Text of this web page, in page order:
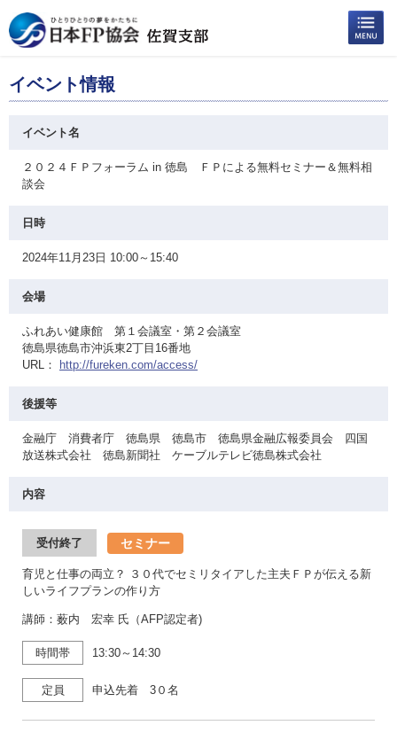
イベント情報
イベント名
２０２４ＦＰフォーラム in 徳島 ＦＰによる無料セミナー＆無料相
談会
日時
2024年11月23日 10:00～15:40
会場
ふれあい健康館 第１会議室・第２会議室
徳島県徳島市沖浜東2丁目16番地
URL：
http://fureken.com/access/
後援等
金融庁 消費者庁 徳島県 徳島市 徳島県金融広報委員会 四国
放送株式会社 徳島新聞社 ケーブルテレビ徳島株式会社
内容
受付終了 セミナー
育児と仕事の両立？ ３０代でセミリタイアした主夫ＦＰが伝える新
しいライフプランの作り方
講師：薮内 宏幸 氏（AFP認定者)
時間帯 13:30～14:30
定員 申込先着 3０名